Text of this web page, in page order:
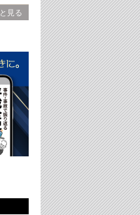
見る